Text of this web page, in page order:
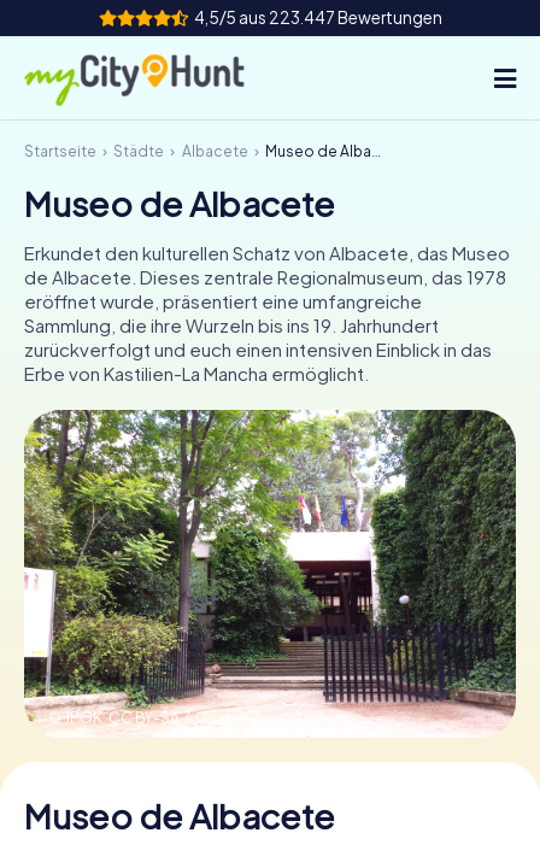
4,5/5 aus 223.447 Bewertungen
So funktioniert's
Städte
Touren
Teamevent
Tickets
INT AT CH
DE
ES
FR UK
IE
IT
NL
Tickets buchen
Gutscheine bestellen
Startseite Städte Albacete Museo de Albacete
Museo de Albacete
Erkundet den kulturellen Schatz von Albacete, das Museo
de Albacete. Dieses zentrale Regionalmuseum, das 1978
eröffnet wurde, präsentiert eine umfangreiche
Sammlung, die ihre Wurzeln bis ins 19. Jahrhundert
zurückverfolgt und euch einen intensiven Einblick in das
Erbe von Kastilien-La Mancha ermöglicht.
© JPOK,CC BY-SA 3.0
Museo de Albacete